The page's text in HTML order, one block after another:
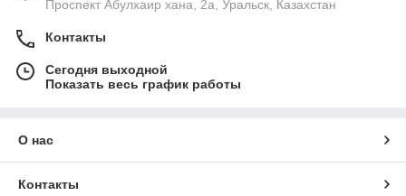
Проспект Абулхаир хана, 2а, Уральск, Казахстан
Контакты
Сегодня выходной
Показать весь график работы
О нас
Контакты